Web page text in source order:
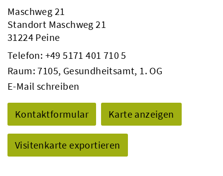
Maschweg 21
Standort Maschweg 21
31224 Peine
Telefon: +49 5171 401 710 5
Raum: 7105, Gesundheitsamt, 1. OG
E-Mail schreiben
Kontaktformular Karte anzeigen
Visitenkarte exportieren